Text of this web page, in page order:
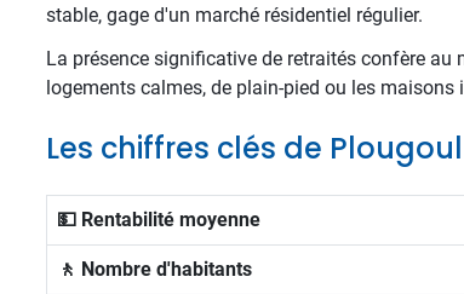
stable, gage d'un marché résidentiel régulier.
La présence significative de retraités confère
logements calmes, de plain-pied ou les maisons
Les chiffres clés de
💵 Rentabilité moyenne
🚶 Nombre d'habitants